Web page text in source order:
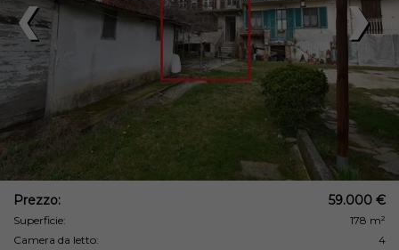
❯
❮
Prezzo: 59.000 €
Superficie:
178 m²
Camera da letto:
4